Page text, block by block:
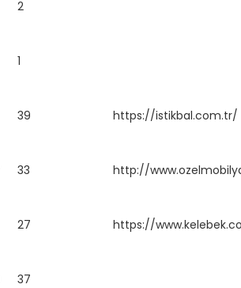
2
1
39 https://istikbal.com.tr/
33 http://
27 https://
37